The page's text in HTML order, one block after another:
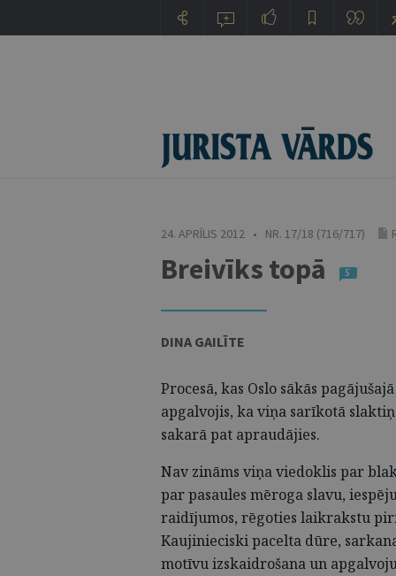
24. APRĪLIS 2012 • NR. 17/18 (716/717)
Breivīks topā 5
DINA GAILĪTE
Procesā, kas Oslo sākās
apgalvojis, ka viņa sarīkotā
sakarā pat apraudājies.
Nav zināms viņa viedoklis par
par pasaules mēroga slavu,
raidījumos, rēgoties laikrakstu
Kaujinieciski pacelta dūre,
motīvu izskaidrošana un